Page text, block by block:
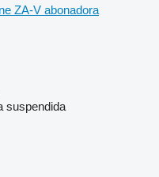
ZA-V abonadora
suspendida